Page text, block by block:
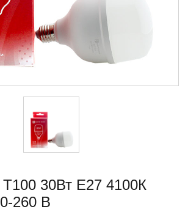
30Вт E27 4100К
260 В